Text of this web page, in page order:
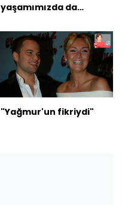
yaşamımızda da
"Yağmur'un fikriydi"